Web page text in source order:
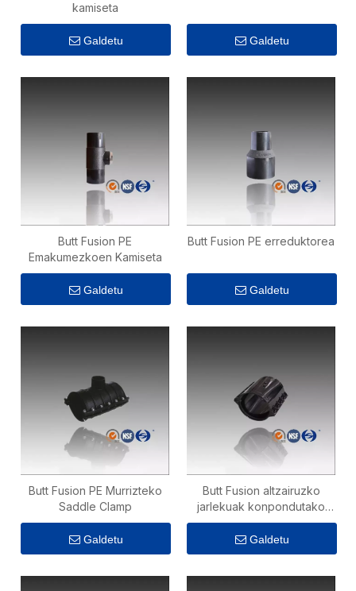
kamiseta
Galdetu Galdetu
Butt Fusion PE
Emakumezkoen Kamiseta
Galdetu
Butt Fusion PE erreduktorea
Galdetu
Butt Fusion PE Murrizteko
Saddle Clamp
Galdetu
Butt Fusion altzairuzko
jarlekuak konpondutako
akoplamendua
Galdetu